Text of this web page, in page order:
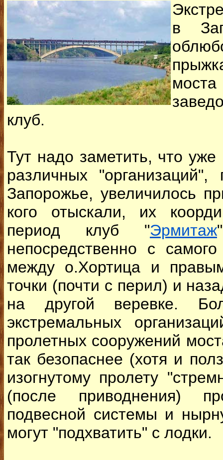
в
клуб.
Тут надо заметить, что уже
различных
Запорожье, увеличилось
кого отыскали, их
период клуб "Эрмитаж
непосредственно с
между о.Хортица и
точки (почти с перил) и
на другой веревке.
экстремальных
пролетных сооружений
так безопаснее (хотя и
изогнутому пролету
(после приводнения)
подвесной системы и
могут "подхватить" с лодки.